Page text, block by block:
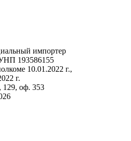
импортер
193586155
10.01.2022 г.,
г.
129, оф. 353